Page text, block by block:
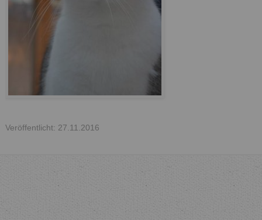
Veröffentlicht: 27.11.2016